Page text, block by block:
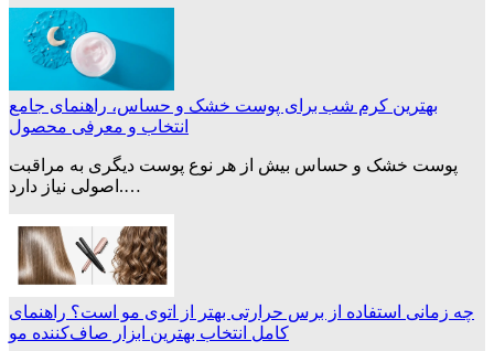
بهترین کرم شب برای پوست خشک و حساس، راهنمای جامع
انتخاب و معرفی محصول
پوست خشک و حساس بیش از هر نوع پوست دیگری به مراقبت
اصولی نیاز دارد.…
چه زمانی استفاده از برس حرارتی بهتر از اتوی مو است؟ راهنمای
کامل انتخاب بهترین ابزار صاف‌کننده مو